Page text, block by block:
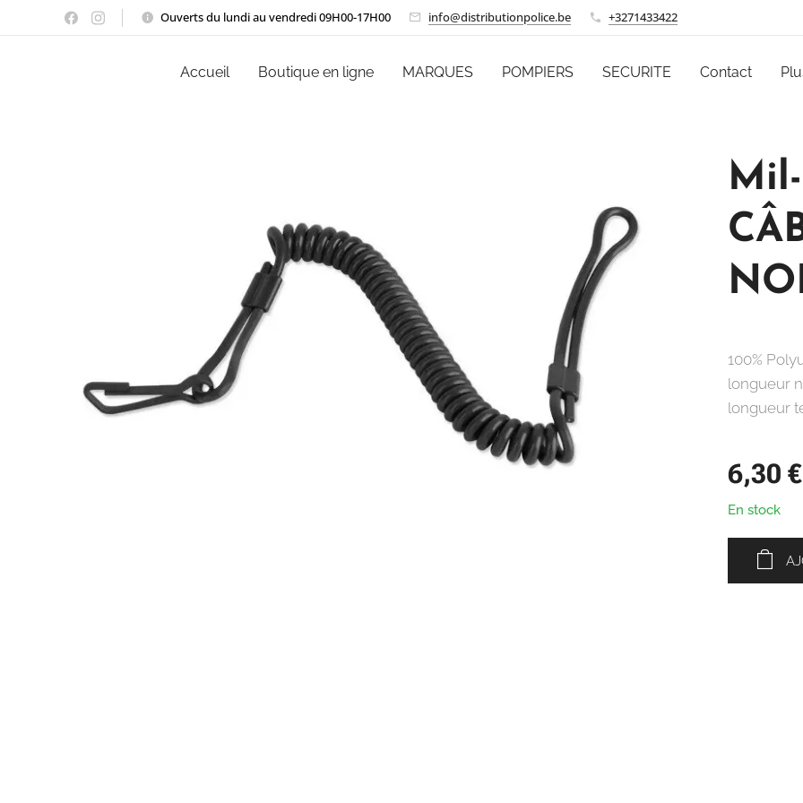
Ouverts du lundi au vendredi 09H00-17H00 info@distributionpolice.be +3271433422
Accueil Boutique en ligne MARQUES POMPIERS SECURITE Contact
100%
longueur
longueur
6,30 €
En stock